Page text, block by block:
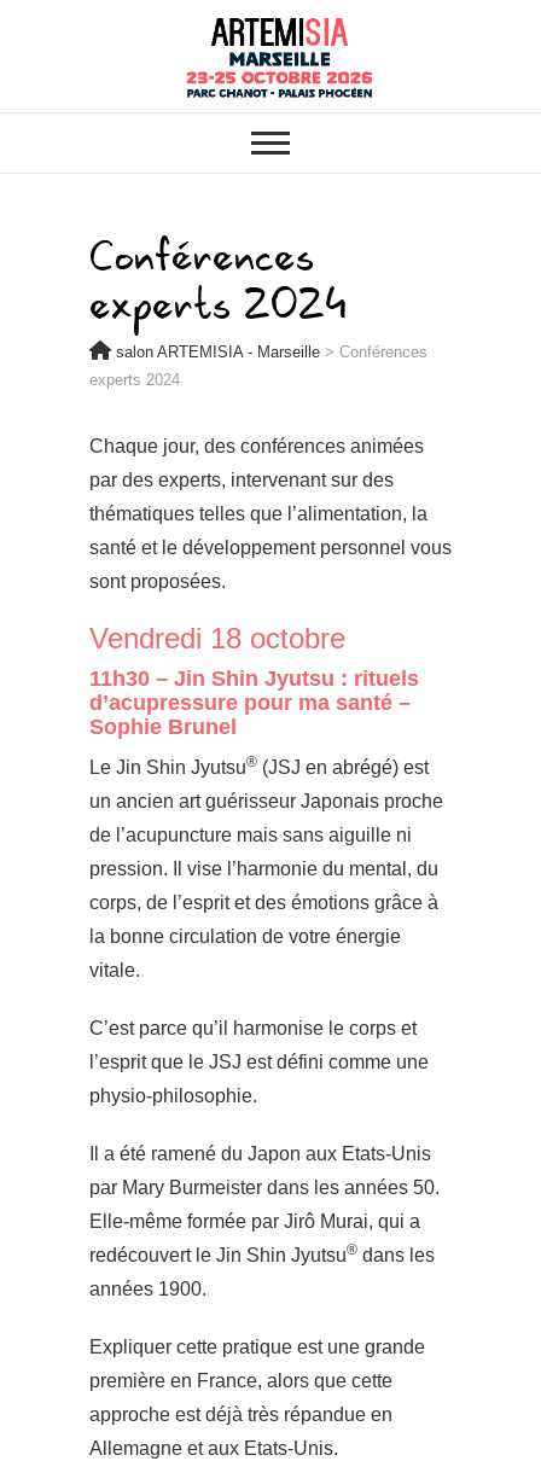
salon ARTEMISIA
– Marseille
ARTEMISIA : VOTRE SALON
BIO, BIEN-ÊTRE ET HABITAT
SAIN À MARSEILLE
Conférences
experts 2024
salon ARTEMISIA - Marseille > Conférences
experts 2024
Chaque jour, des conférences animées
par des experts, intervenant sur des
thématiques telles que l’alimentation, la
santé et le développement personnel vous
sont proposées.
Vendredi 18 octobre
11h30 – Jin Shin Jyutsu : rituels
d’acupressure pour ma santé –
Sophie Brunel
Le Jin Shin Jyutsu® (JSJ en abrégé) est
un ancien art guérisseur Japonais proche
de l’acupuncture mais sans aiguille ni
pression. Il vise l’harmonie du mental, du
corps, de l’esprit et des émotions grâce à
la bonne circulation de votre énergie
vitale.
C’est parce qu’il harmonise le corps et
l’esprit que le JSJ est défini comme une
physio-philosophie.
Il a été ramené du Japon aux Etats-Unis
par Mary Burmeister dans les années 50.
Elle-même formée par Jirô Murai, qui a
redécouvert le Jin Shin Jyutsu® dans les
années 1900.
Expliquer cette pratique est une grande
première en France, alors que cette
approche est déjà très répandue en
Allemagne et aux Etats-Unis.